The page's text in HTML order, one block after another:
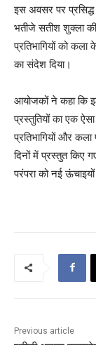
इस अवसर पर
भतीजे सतीश शुक्ला की
प्रतिभागियों को
का संदेश दिया।
आयोजकों ने कहा कि
प्रस्तुतियों का एक
प्रतिभागियों और कला
दिनों में प्रस्तुत किए
परंपरा को नई
Previous article